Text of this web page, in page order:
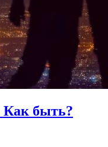
Как быть?